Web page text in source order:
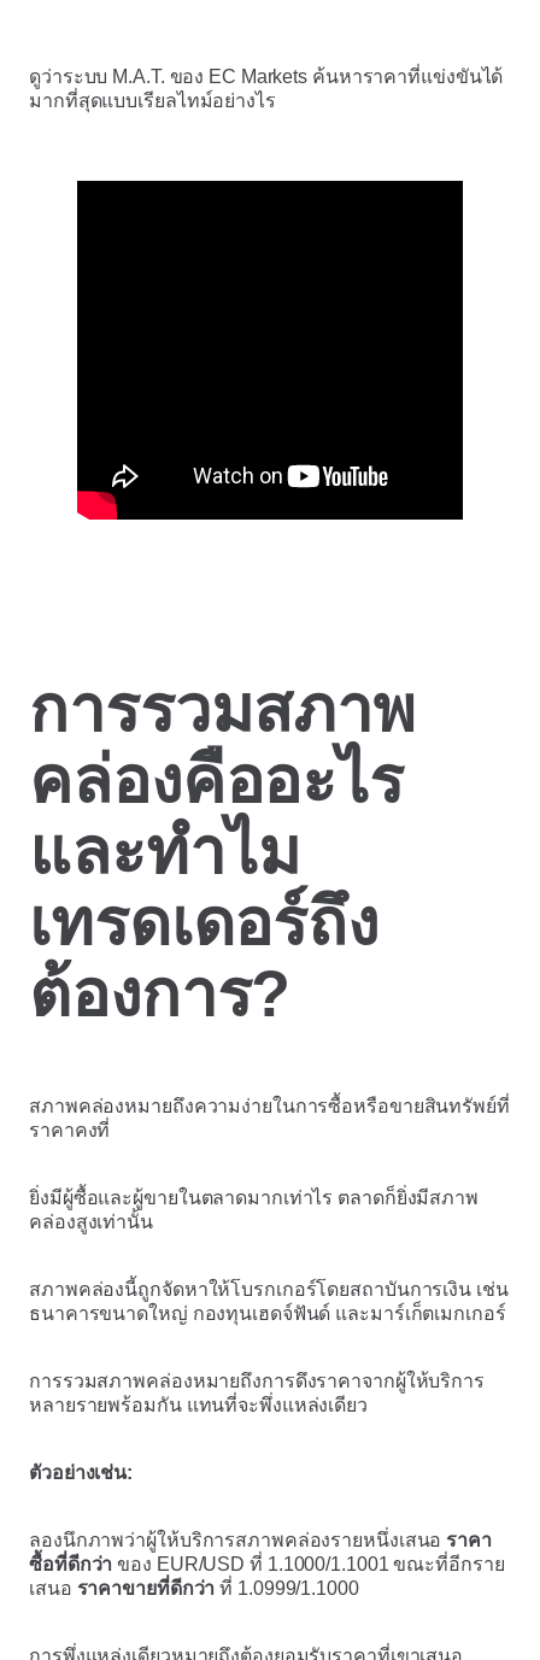
ดูว่าระบบ M.A.T. ของ EC Markets ค้นหาราคาที่แข่งขันได้
มากที่สุดแบบเรียลไทม์อย่างไร
การรวมสภาพ
คล่องคืออะไร
และทำไม
เทรดเดอร์ถึง
ต้องการ?
สภาพคล่องหมายถึงความง่ายในการซื้อหรือขายสินทรัพย์ที่
ราคาคงที่
ยิ่งมีผู้ซื้อและผู้ขายในตลาดมากเท่าไร ตลาดก็ยิ่งมีสภาพ
คล่องสูงเท่านั้น
สภาพคล่องนี้ถูกจัดหาให้โบรกเกอร์โดยสถาบันการเงิน เช่น
ธนาคารขนาดใหญ่ กองทุนเฮดจ์ฟันด์ และมาร์เก็ตเมกเกอร์
การรวมสภาพคล่องหมายถึงการดึงราคาจากผู้ให้บริการ
หลายรายพร้อมกัน แทนที่จะพึ่งแหล่งเดียว
ตัวอย่างเช่น:
ลองนึกภาพว่าผู้ให้บริการสภาพคล่องรายหนึ่งเสนอ ราคา
ซื้อที่ดีกว่า ของ EUR/USD ที่ 1.1000/1.1001 ขณะที่อีกราย
เสนอ ราคาขายที่ดีกว่า ที่ 1.0999/1.1000